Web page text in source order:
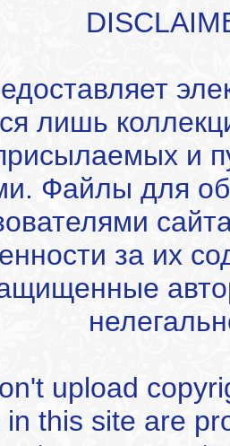
лишь
и
Файлы для
за их
upload
this site are